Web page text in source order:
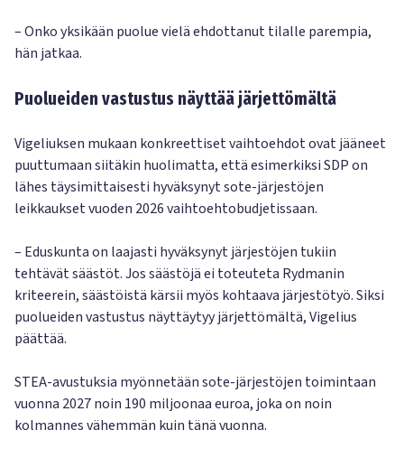
– Onko yksikään puolue vielä ehdottanut tilalle parempia,
hän jatkaa.
Puolueiden vastustus näyttää järjettömältä
Vigeliuksen mukaan konkreettiset vaihtoehdot ovat jääneet
puuttumaan siitäkin huolimatta, että esimerkiksi SDP on
lähes täysimittaisesti hyväksynyt sote-järjestöjen
leikkaukset vuoden 2026 vaihtoehtobudjetissaan.
– Eduskunta on laajasti hyväksynyt järjestöjen tukiin
tehtävät säästöt. Jos säästöjä ei toteuteta Rydmanin
kriteerein, säästöistä kärsii myös kohtaava järjestötyö. Siksi
puolueiden vastustus näyttäytyy järjettömältä, Vigelius
päättää.
STEA-​avustuksia myönnetään sote-järjestöjen toimintaan
vuonna 2027 noin 190 miljoonaa euroa, joka on noin
kolmannes vähemmän kuin tänä vuonna.